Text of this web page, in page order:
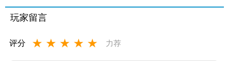
软件
玩家留言
评分 ★ ★ ★ ★ ★ 力荐